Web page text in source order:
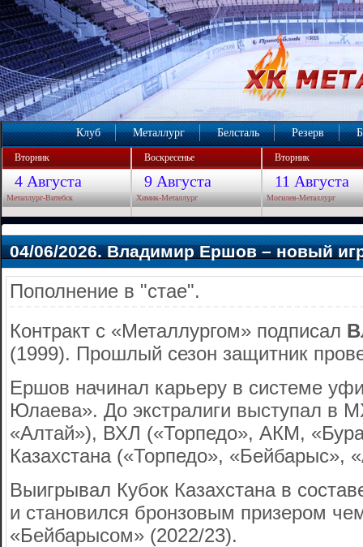
Клуб Металлург Белсталь Резерв
Вторник Воскресенье Вторник
4 Августа 9 Августа 11 Августа
Металлург-Витебск Химик-Металлург Могилев-Металлург
04/06/2026. Владимир Ершов – новый
Пополнение в "стае".
Контракт с «Металлургом» подписал
(1999). Прошлый сезон защитник
Ершов начинал карьеру в системе
Юлаева». До экстралиги выступал в
«Алтай»), ВХЛ («Торпедо», АКМ,
Казахстана («Торпедо», «Бейбарыс»,
Выигрывал Кубок Казахстана в
и становился бронзовым призером
«Бейбарысом» (2022/23).